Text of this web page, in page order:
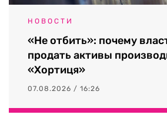
НОВОСТИ
«Не отбить»: почему
продать активы
«Хортиця»
07.08.2026 / 16:26